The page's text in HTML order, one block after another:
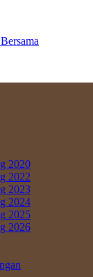
2020
2022
2023
2024
2025
2026